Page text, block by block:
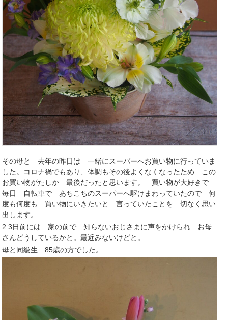
その母と 去年の昨日は 一緒にスーパーへお買い物に行っていま
した。コロナ禍でもあり、体調もその後よくなくなったため この
お買い物がたしか 最後だったと思います。 買い物が大好きで
毎日 自転車で あちこちのスーパーへ駆けまわっていたので 何
度も何度も 買い物にいきたいと 言っていたことを 切なく思い
出します。
2.3日前には 家の前で 知らないおじさまに声をかけられ お母
さんどうしているかと。最近みないけどと。
母と同級生 85歳の方でした。